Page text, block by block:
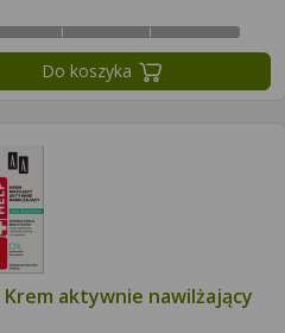
Do koszyka
aktywnie nawilżający